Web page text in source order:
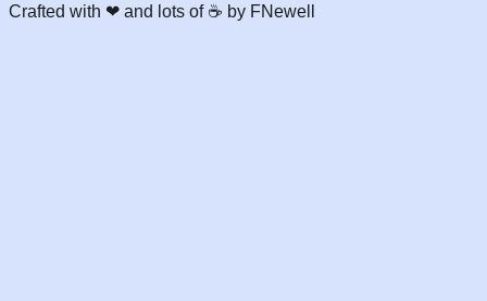
Crafted with ❤ and lots of ☕ by FNewell